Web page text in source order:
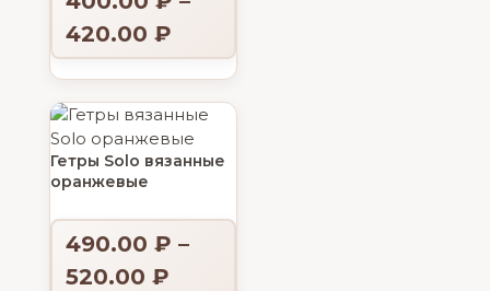
420.00 ₽
Гетры Solo вязанные
оранжевые
490.00 ₽ –
520.00 ₽